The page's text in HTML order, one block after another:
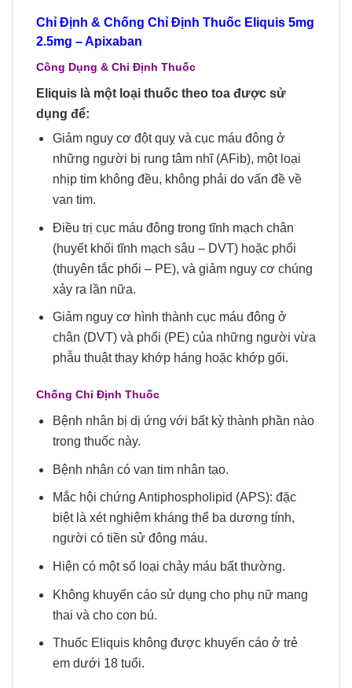
Chỉ Định & Chống Chỉ Định Thuốc Eliquis 5mg
2.5mg – Apixaban
Công Dụng & Chỉ Định Thuốc
Eliquis là một loại thuốc theo toa được sử
dụng để:
Giảm nguy cơ đột quỵ và cục máu đông ở
những người bị rung tâm nhĩ (AFib), một loại
nhịp tim không đều, không phải do vấn đề về
van tim.
Điều trị cục máu đông trong tĩnh mạch chân
(huyết khối tĩnh mạch sâu – DVT) hoặc phổi
(thuyên tắc phổi – PE), và giảm nguy cơ chúng
xảy ra lần nữa.
Giảm nguy cơ hình thành cục máu đông ở
chân (DVT) và phổi (PE) của những người vừa
phẫu thuật thay khớp háng hoặc khớp gối.
Chống Chỉ Định Thuốc
Bệnh nhân bị dị ứng với bất kỳ thành phần nào
trong thuốc này.
Bệnh nhân có van tim nhân tạo.
Mắc hội chứng Antiphospholipid (APS): đặc
biệt là xét nghiệm kháng thể ba dương tính,
người có tiền sử đông máu.
Hiện có một số loại chảy máu bất thường.
Không khuyến cáo sử dụng cho phụ nữ mang
thai và cho con bú.
Thuốc Eliquis không được khuyến cáo ở trẻ
em dưới 18 tuổi.